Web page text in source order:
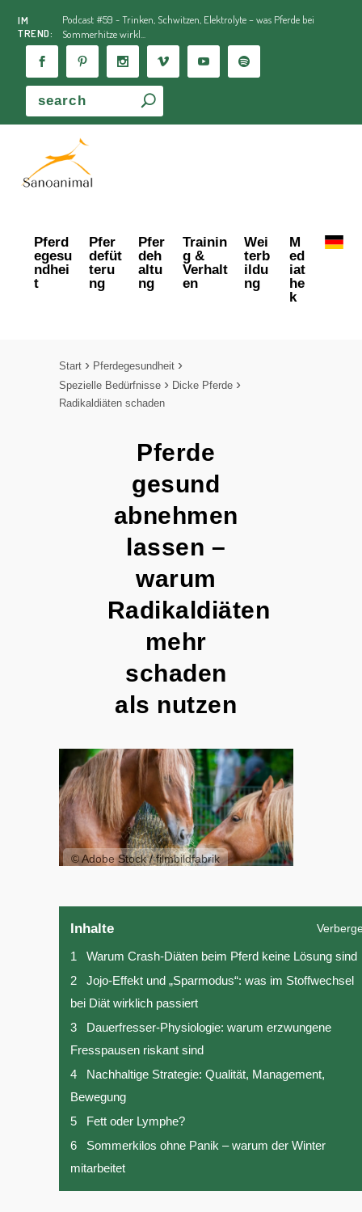
IM
TREND:
Podcast #59 - Trinken, Schwitzen, Elektrolyte – was Pferde bei
Sommerhitze wirkl...
Pferd
egesu
ndhei
t
Pfer
defüt
teru
ng
Pfer
deh
altu
ng
Trainin
g &
Verhalt
en
Wei
terb
ildu
ng
M
ed
iat
he
k
Start
Pferdegesundheit
Spezielle Bedürfnisse
Dicke Pferde
Radikaldiäten schaden
Pferde
gesund
abnehmen
lassen –
warum
Radikaldiäten
mehr
schaden
als nutzen
© Adobe Stock / filmbildfabrik
Inhalte
1
Warum Crash-Diäten beim Pferd keine Lösung sind
2
Jojo-Effekt und „Sparmodus“: was im Stoffwechsel
bei Diät wirklich passiert
3
Dauerfresser-Physiologie: warum erzwungene
Fresspausen riskant sind
4
Nachhaltige Strategie: Qualität, Management,
Bewegung
5
Fett oder Lymphe?
6
Sommerkilos ohne Panik – warum der Winter
mitarbeitet